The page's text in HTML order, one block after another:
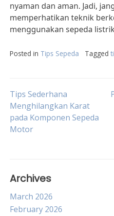
nyaman dan aman. Jadi,
memperhatikan teknik
menggunakan sepeda
Posted in Tips Sepeda Tagged
Post
navigation
Tips Sederhana
Menghilangkan Karat
pada Komponen Sepeda
Motor
Archives
March 2026
February 2026